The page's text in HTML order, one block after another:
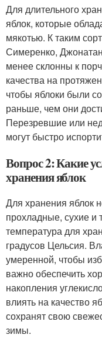
Для длительного
яблок, которые
мякотью. К таким
Симеренко,
менее склонны к
качества на
чтобы яблоки были
раньше, чем они
Перезревшие или
могут быстро
Вопрос 2: Какие
хранения яблок
Для хранения яблок
прохладные, сухие
температура для
градусов Цельсия.
умеренной, чтобы
важно обеспечить
накопления
влиять на качество
сохранят свою
зимы.